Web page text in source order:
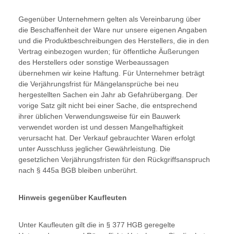
Gegenüber Unternehmern gelten als Vereinbarung über
die Beschaffenheit der Ware nur unsere eigenen Angaben
und die Produktbeschreibungen des Herstellers, die in den
Vertrag einbezogen wurden; für öffentliche Äußerungen
des Herstellers oder sonstige Werbeaussagen
übernehmen wir keine Haftung. Für Unternehmer beträgt
die Verjährungsfrist für Mängelansprüche bei neu
hergestellten Sachen ein Jahr ab Gefahrübergang. Der
vorige Satz gilt nicht bei einer Sache, die entsprechend
ihrer üblichen Verwendungsweise für ein Bauwerk
verwendet worden ist und dessen Mangelhaftigkeit
verursacht hat. Der Verkauf gebrauchter Waren erfolgt
unter Ausschluss jeglicher Gewährleistung. Die
gesetzlichen Verjährungsfristen für den Rückgriffsanspruch
nach § 445a BGB bleiben unberührt.
Hinweis gegenüber Kaufleuten
Unter Kaufleuten gilt die in § 377 HGB geregelte